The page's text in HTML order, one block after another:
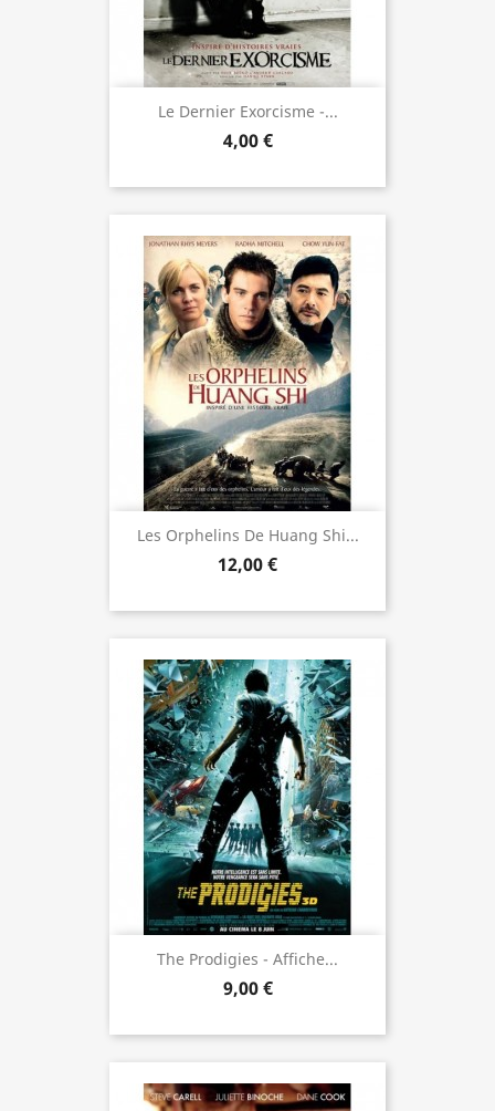
Le Dernier Exorcisme -...
4,00 €
Les Orphelins De Huang Shi...
12,00 €
The Prodigies - Affiche...
9,00 €